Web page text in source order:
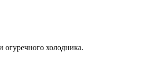
огуречного холодника.